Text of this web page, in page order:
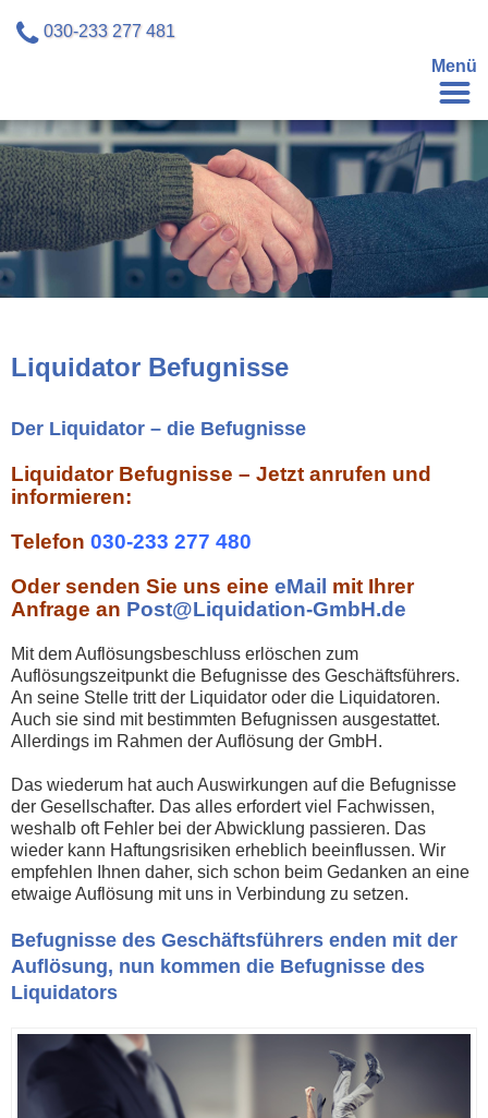
Menü
030-233 277 481
Liquidator Befugnisse
Der Liquidator – die Befugnisse
Liquidator Befugnisse – Jetzt anrufen und
informieren:
Telefon 030-233 277 480
Oder senden Sie uns eine eMail mit Ihrer
Anfrage an Post@Liquidation-GmbH.de
Mit dem Auflösungsbeschluss erlöschen zum
Auflösungszeitpunkt die Befugnisse des Geschäftsführers.
An seine Stelle tritt der Liquidator oder die Liquidatoren.
Auch sie sind mit bestimmten Befugnissen ausgestattet.
Allerdings im Rahmen der Auflösung der GmbH.
Das wiederum hat auch Auswirkungen auf die Befugnisse
der Gesellschafter. Das alles erfordert viel Fachwissen,
weshalb oft Fehler bei der Abwicklung passieren. Das
wieder kann Haftungsrisiken erheblich beeinflussen. Wir
empfehlen Ihnen daher, sich schon beim Gedanken an eine
etwaige Auflösung mit uns in Verbindung zu setzen.
Befugnisse des Geschäftsführers enden mit der
Auflösung, nun kommen die Befugnisse des
Liquidators